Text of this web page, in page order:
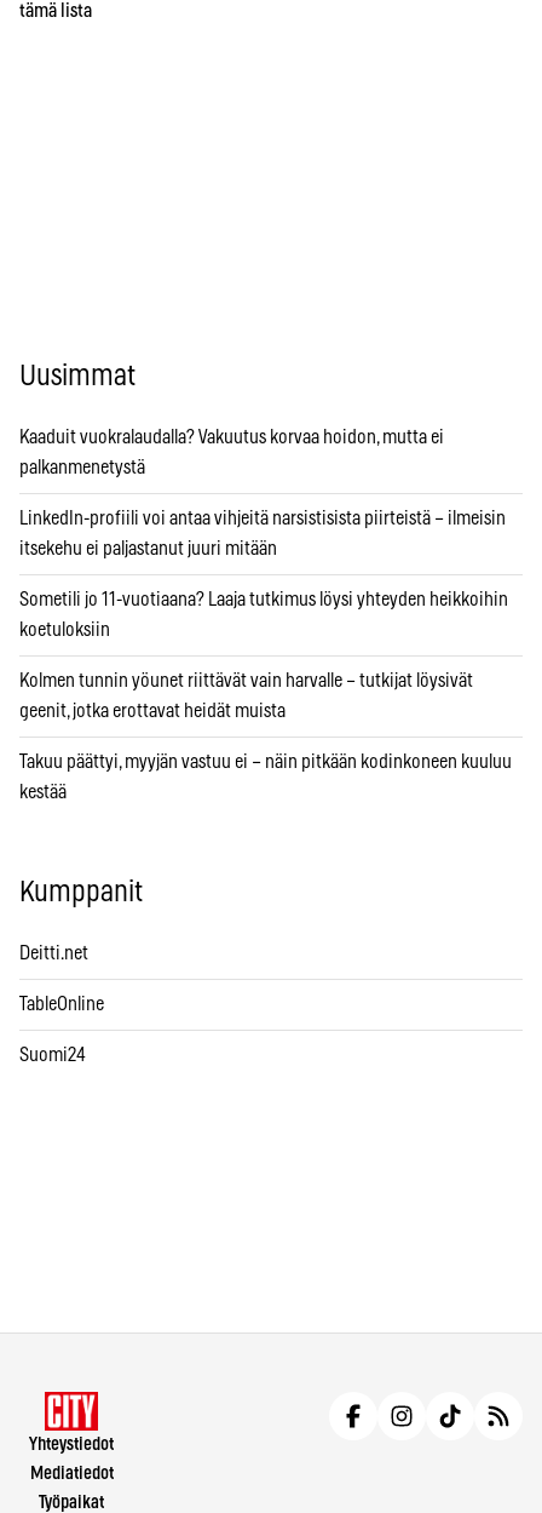
tämä lista
Uusimmat
Kaaduit vuokralaudalla? Vakuutus korvaa hoidon, mutta ei
palkanmenetystä
LinkedIn-profiili voi antaa vihjeitä narsistisista piirteistä – ilmeisin
itsekehu ei paljastanut juuri mitään
Sometili jo 11-vuotiaana? Laaja tutkimus löysi yhteyden heikkoihin
koetuloksiin
Kolmen tunnin yöunet riittävät vain harvalle – tutkijat löysivät
geenit, jotka erottavat heidät muista
Takuu päättyi, myyjän vastuu ei – näin pitkään kodinkoneen kuuluu
kestää
Kumppanit
Deitti.net
TableOnline
Suomi24
Yhteystiedot
Mediatiedot
Työpaikat